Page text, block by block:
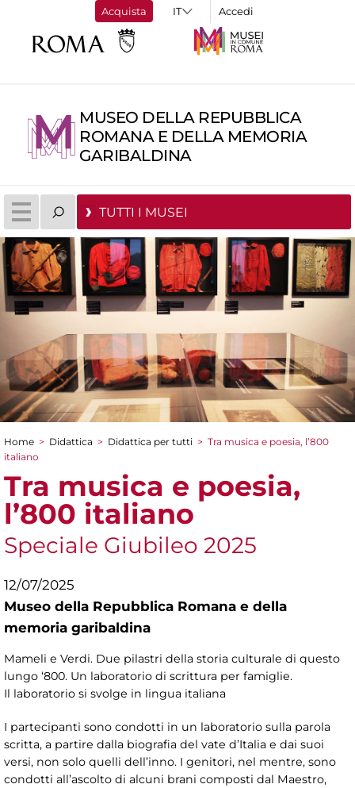
Acquista Accedi
MUSEO DELLA REPUBBLICA
ROMANA E DELLA MEMORIA
GARIBALDINA
TUTTI I MUSEI
Tu sei qui
Home > Didattica > Didattica per tutti > Tra musica e poesia, l’800
italiano
Tra musica e poesia,
l’800 italiano
Speciale Giubileo 2025
12/07/2025
Museo della Repubblica Romana e della
memoria garibaldina
Mameli e Verdi. Due pilastri della storia culturale di questo
lungo ‘800. Un laboratorio di scrittura per famiglie.
Il laboratorio si svolge in lingua italiana
I partecipanti sono condotti in un laboratorio sulla parola
scritta, a partire dalla biografia del vate d’Italia e dai suoi
versi, non solo quelli dell’inno. I genitori, nel mentre, sono
condotti all’ascolto di alcuni brani composti dal Maestro,